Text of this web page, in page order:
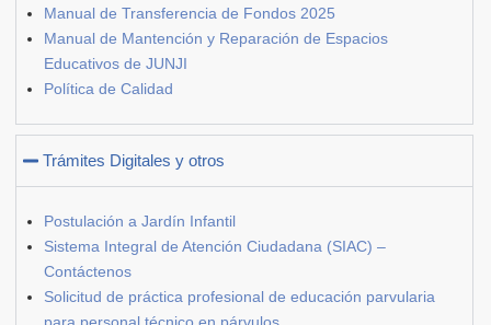
Manual de Transferencia de Fondos 2025
Manual de Mantención y Reparación de Espacios
Educativos de JUNJI
Política de Calidad
Trámites Digitales y otros
Postulación a Jardín Infantil
Sistema Integral de Atención Ciudadana (SIAC) –
Contáctenos
Solicitud de práctica profesional de educación parvularia